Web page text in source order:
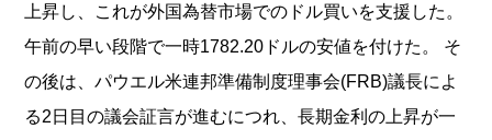
上昇し、これが外国為替市場でのドル買いを支援した。
午前の早い段階で一時1782.20ドルの安値を付けた。 そ
の後は、パウエル米連邦準備制度理事会(FRB)議長によ
る2日目の議会証言が進むにつれ、長期金利の上昇が一